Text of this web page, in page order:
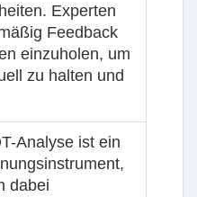
Experten
Feedback
einzuholen, um
zu halten und
Analyse ist ein
dabei